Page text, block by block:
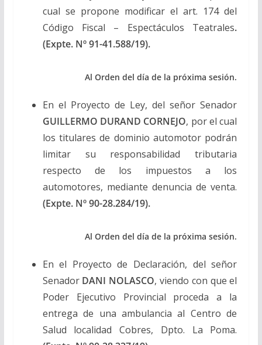
cual se propone modificar el art. 174 del
Código Fiscal – Espectáculos Teatrales.
(Expte. Nº 91-41.588/19).
Al Orden del día de la próxima sesión.
En el Proyecto de Ley, del señor Senador
GUILLERMO DURAND CORNEJO, por el cual
los titulares de dominio automotor podrán
limitar su responsabilidad tributaria
respecto de los impuestos a los
automotores, mediante denuncia de venta.
(Expte. Nº 90-28.284/19).
Al Orden del día de la próxima sesión.
En el Proyecto de Declaración, del señor
Senador DANI NOLASCO, viendo con que el
Poder Ejecutivo Provincial proceda a la
entrega de una ambulancia al Centro de
Salud localidad Cobres, Dpto. La Poma.